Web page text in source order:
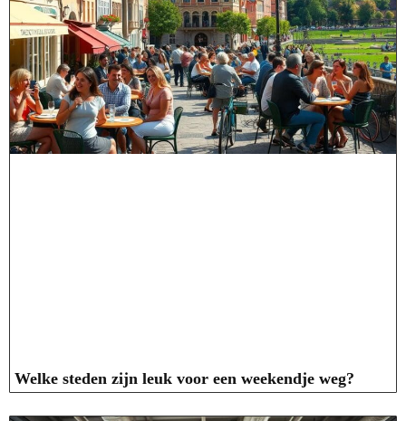
Welke steden zijn leuk voor een weekendje weg?